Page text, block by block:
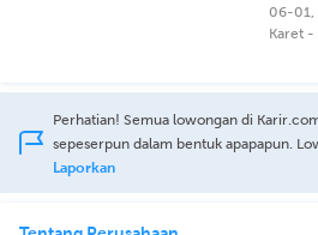
06-01,
Karet -
Perhatian! Semua lowongan di
sepeserpun dalam bentuk apapapun.
Laporkan